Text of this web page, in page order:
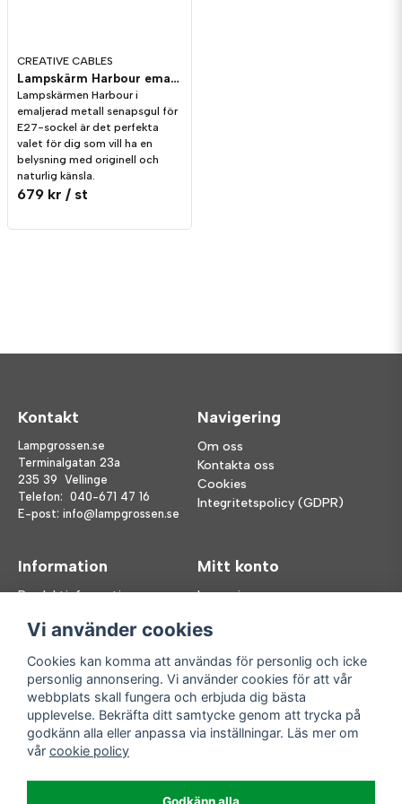
CREATIVE CABLES
Lampskärm Harbour emaljerad metall Senapsgul- 38cm
Lampskärmen Harbour i
emaljerad metall senapsgul för
E27-sockel är det perfekta
valet för dig som vill ha en
belysning med originell och
naturlig känsla.
679 kr / st
Kontakt
Lampgrossen.se
Terminalgatan 23a
235 39 Vellinge
Telefon: 040-671 47 16
E-post: info@lampgrossen.se
Navigering
Om oss
Kontakta oss
Cookies
Integritetspolicy (GDPR)
Information
Produktinformation
FAQ
Mitt konto
Logga in
Glömt lösenord?
Följ oss
Facebook
Instagram
Handla enkelt
Enkla leveranser
Vi använder cookies
Cookies kan komma att användas för personlig och icke
personlig annonsering. Vi använder cookies för att vår
webbplats skall fungera och erbjuda dig bästa
upplevelse. Bekräfta ditt samtycke genom att trycka på
godkänn alla eller anpassa via inställningar. Läs mer om
vår cookie policy
Godkänn alla